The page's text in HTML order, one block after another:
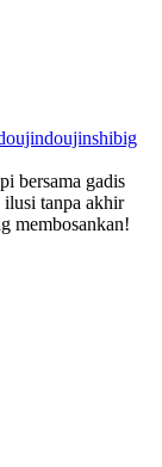
doujinshibig
bersama gadis
ilusi tanpa akhir
membosankan!